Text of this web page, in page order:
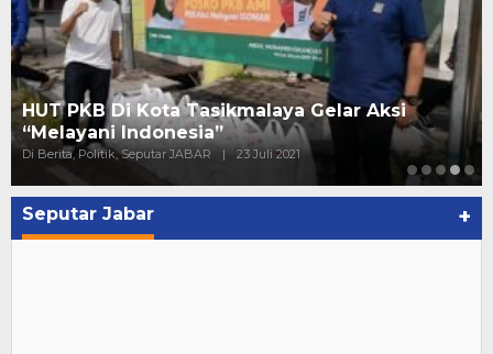
HUT PKB Di Kota Tasikmalaya Gelar Aksi
“Melayani Indonesia”
Di Berita, Politik, Seputar JABAR | 23 Juli 2021
Seputar Jabar +